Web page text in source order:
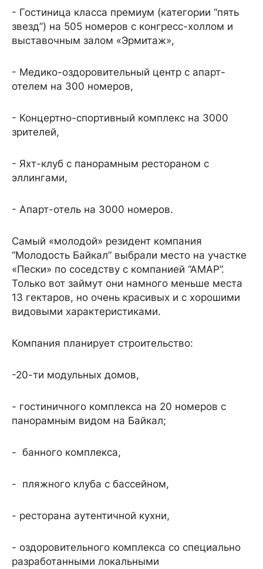
- Гостиница класса премиум (категории “пять
звезд”) на 505 номеров с конгресс-холлом и
выставочным залом «Эрмитаж»,
- Медико-оздоровительный центр с апарт-
отелем на 300 номеров,
- Концертно-спортивный комплекс на 3000
зрителей,
- Яхт-клуб с панорамным рестораном с
эллингами,
- Апарт-отель на 3000 номеров.
Самый «молодой» резидент компания
“Молодость Байкал” выбрали место на участке
«Пески» по соседству с компанией “АМАР”.
Только вот займут они намного меньше места
13 гектаров, но очень красивых и с хорошими
видовыми характеристиками.
Компания планирует строительство:
-20-ти модульных домов,
- гостиничного комплекса на 20 номеров с
панорамным видом на Байкал;
- банного комплекса,
- пляжного клуба с бассейном,
- ресторана аутентичной кухни,
- оздоровительного комплекса со специально
разработанными локальными